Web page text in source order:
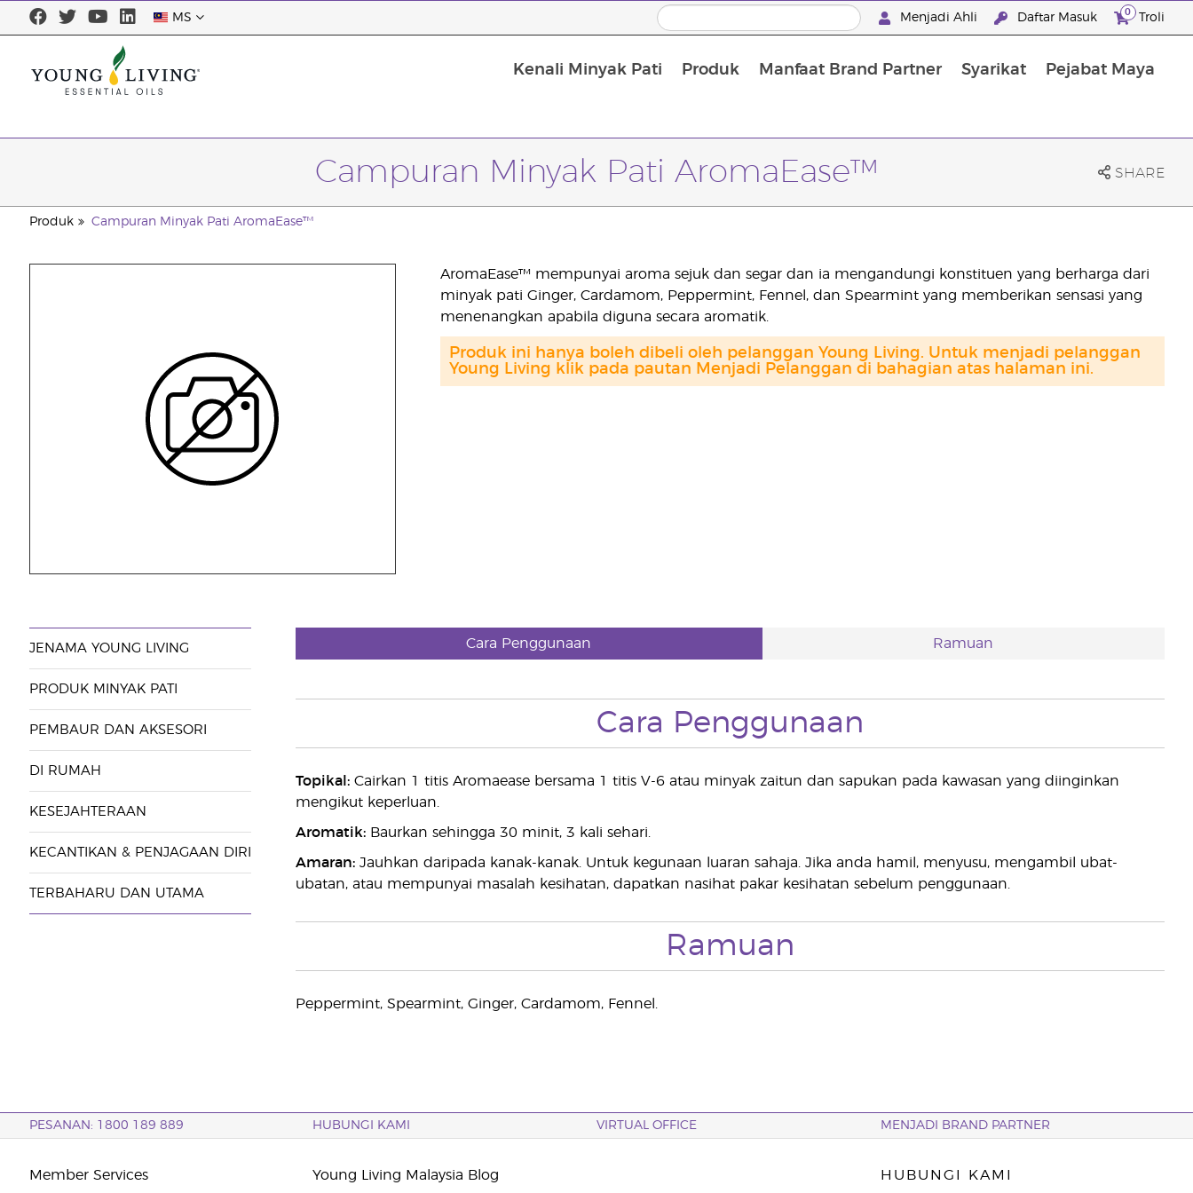
MS Menjadi Ahli Daftar Masuk 0 Troli
Kenali Minyak Pati Produk Manfaat Brand Partner Syarikat Pejabat Maya
Campuran Minyak Pati AromaEase™ SHARE
Produk Campuran Minyak Pati AromaEase™
AromaEase™ mempunyai aroma sejuk dan segar dan ia mengandungi konstituen yang berharga dari
minyak pati Ginger, Cardamom, Peppermint, Fennel, dan Spearmint yang memberikan sensasi yang
menenangkan apabila diguna secara aromatik.
Produk ini hanya boleh dibeli oleh pelanggan Young Living. Untuk menjadi pelanggan
Young Living klik pada pautan Menjadi Pelanggan di bahagian atas halaman ini.
JENAMA YOUNG LIVING
PRODUK MINYAK PATI
PEMBAUR DAN AKSESORI
DI RUMAH
KESEJAHTERAAN
KECANTIKAN & PENJAGAAN DIRI
TERBAHARU DAN UTAMA
Cara Penggunaan Ramuan
Cara Penggunaan
Topikal:Cairkan 1 titis Aromaease bersama 1 titis V-6 atau minyak zaitun dan sapukan pada kawasan yang diinginkan
mengikut keperluan.
Aromatik:Baurkan sehingga 30 minit, 3 kali sehari.
Amaran:Jauhkan daripada kanak-kanak. Untuk kegunaan luaran sahaja. Jika anda hamil, menyusu, mengambil ubat-
ubatan, atau mempunyai masalah kesihatan, dapatkan nasihat pakar kesihatan sebelum penggunaan.
Ramuan
Peppermint, Spearmint, Ginger, Cardamom, Fennel.
PESANAN: 1800 189 889 HUBUNGI KAMI VIRTUAL OFFICE MENJADI BRAND PARTNER
Member Services Young Living Malaysia Blog HUBUNGI KAMI